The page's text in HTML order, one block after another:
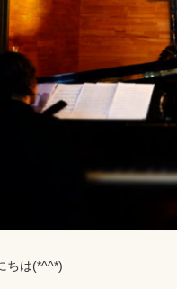
ちは(*^^*)